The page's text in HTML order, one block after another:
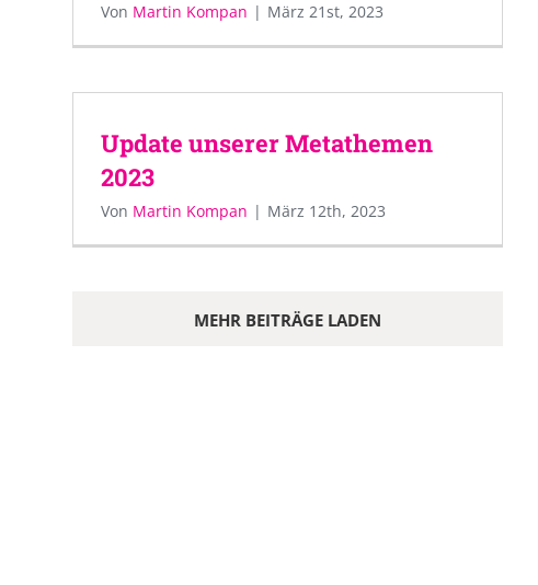
Von Martin Kompan | März 21st, 2023
Update unserer Metathemen
2023
Von Martin Kompan | März 12th, 2023
MEHR BEITRÄGE LADEN